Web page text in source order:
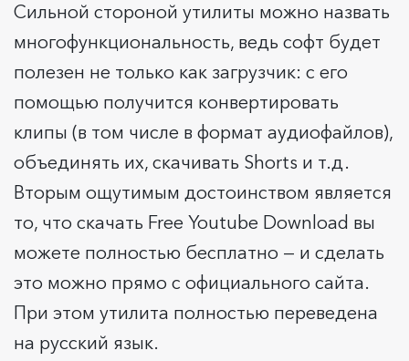
Сильной стороной утилиты можно назвать
многофункциональность, ведь софт будет
полезен не только как загрузчик: с его
помощью получится конвертировать
клипы (в том числе в формат аудиофайлов),
объединять их, скачивать Shorts и т.д.
Вторым ощутимым достоинством является
то, что скачать Free Youtube Download вы
можете полностью бесплатно — и сделать
это можно прямо с официального сайта.
При этом утилита полностью переведена
на русский язык.